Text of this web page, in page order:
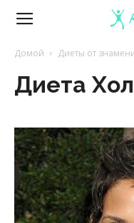
Книга
диет
эффективные
Домой Диеты от
Диета